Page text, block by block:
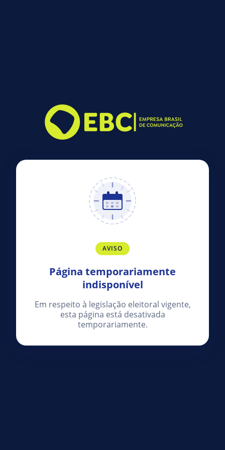
AVISO
Página temporariamente
indisponível
Em respeito à legislação eleitoral vigente,
esta página está desativada
temporariamente.